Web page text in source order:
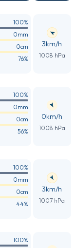
100%
0mm
0cm
76%
3km/h
1008 hPa
100%
0mm
0cm
56%
0km/h
1008 hPa
100%
0mm
0cm
44%
3km/h
1007 hPa
100%